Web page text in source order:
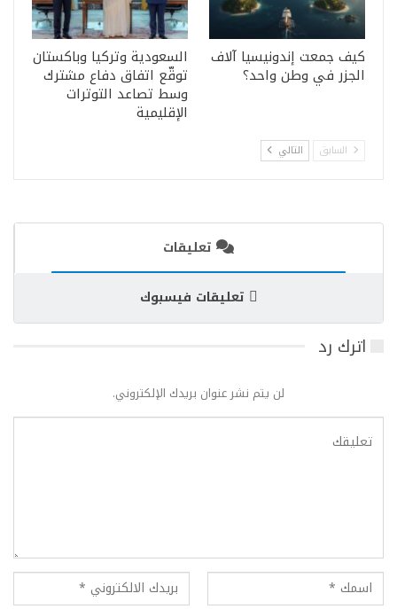
كيف جمعت إندونيسيا آلاف
الجزر في وطن واحد؟
السعودية وتركيا وباكستان
توقّع اتفاق دفاع مشترك
وسط تصاعد التوترات
الإقليمية
السابق التالي
تعليقات
تعليقات فيسبوك
اترك رد
لن يتم نشر عنوان بريدك الإلكتروني.